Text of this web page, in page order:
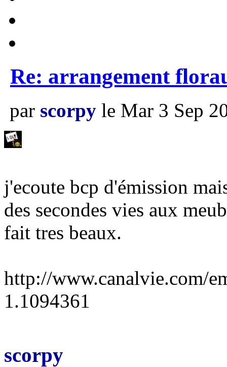
Re: arrangement
par scorpy le Mar 3 Sep
j'ecoute bcp d'émission
des secondes vies aux
fait tres beaux.
http://www.canalvie.com/
1.1094361
scorpy